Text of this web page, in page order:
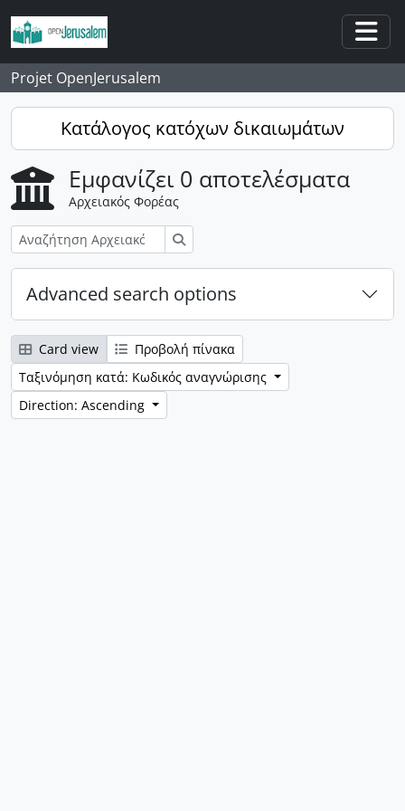
Skip to main content
Projet OpenJerusalem
Κατάλογος κατόχων δικαιωμάτων
Εμφανίζει 0 αποτελέσματα
Αρχειακός Φορέας
Advanced search options
Card view
Προβολή πίνακα
Ταξινόμηση κατά: Κωδικός αναγνώρισης
Direction: Ascending